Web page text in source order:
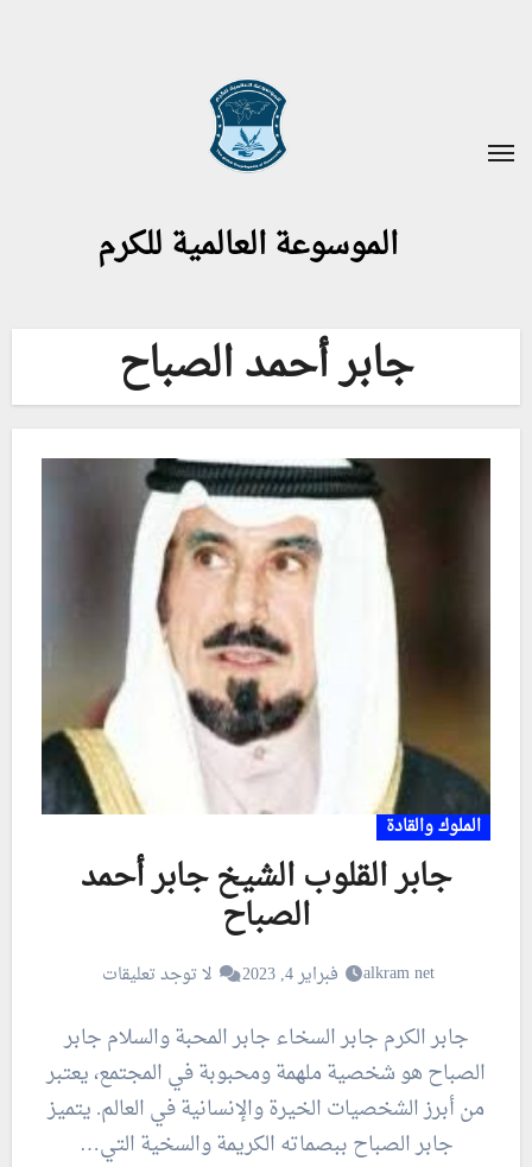
الموسوعة العالمية للكرم
جابر أحمد الصباح
الملوك والقادة
جابر القلوب الشيخ جابر أحمد
الصباح
alkram net فبراير 4, 2023 لا توجد تعليقات
جابر الكرم جابر السخاء جابر المحبة والسلام جابر
الصباح هو شخصية ملهمة ومحبوبة في المجتمع، يعتبر
من أبرز الشخصيات الخيرة والإنسانية في العالم. يتميز
جابر الصباح ببصماته الكريمة والسخية التي…